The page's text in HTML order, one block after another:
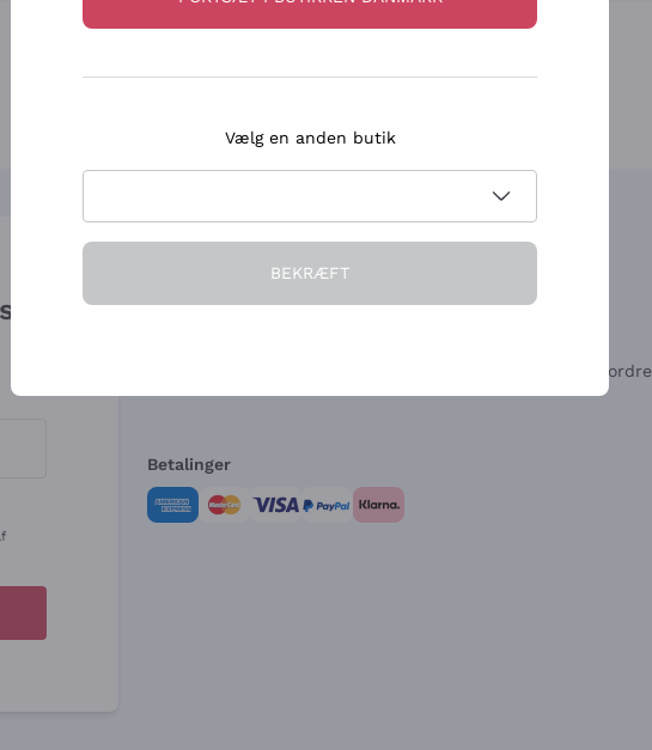
Hvem vi er
Kundeservice
Fortrydelsesformular for ordre
Betalinger
Vælg en anden butik
BEKRÆFT